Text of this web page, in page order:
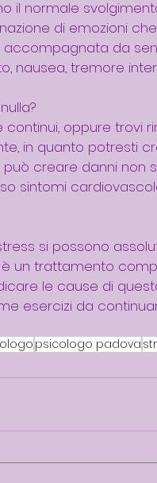
il normale
di emozioni
da
nausea, tremore
continui, oppure trovi
in quanto potresti
creare danni non
sintomi
si possono
è un trattamento
le cause di
esercizi da
psicologo padova